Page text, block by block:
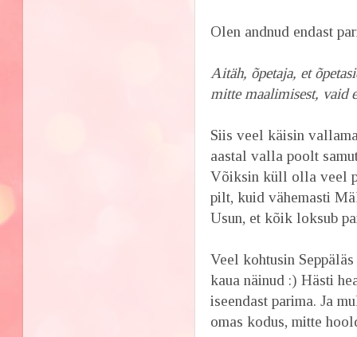
Olen andnud endast
Aitäh, õpetaja, et
mitte maalimisest, vaid
Siis veel käisin
aastal valla poolt
Võiksin küll olla veel
pilt, kuid vähemasti
Usun, et kõik loksub
Veel kohtusin
kaua näinud :) Hästi
iseendast parima. Ja
omas kodus, mitte